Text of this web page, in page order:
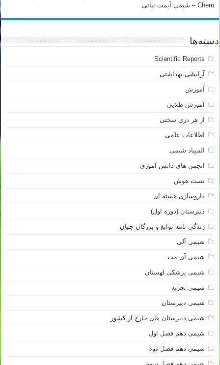
Chem – شیمی آیمت نباتی
دسته‌ها
Scientific Reports
آرایشی بهداشتی
آموزش
آموزش طلایی
از هر دری سخنی
اطلاعات علمی
المپیاد شیمی
انجمن های دانش آموزی
تست هوش
داروسازی هسته ای
دبیرستان (دوره اول)
زندگی نامه نوابغ و بزرگان جهان
شیمی آلی
شیمی آی مت
شیمی پزشکی لهستان
شیمی تجزیه
شیمی دبیرستان
شیمی دبیرستان های خارج از کشور
شیمی دهم فصل اول
شیمی دهم فصل دوم